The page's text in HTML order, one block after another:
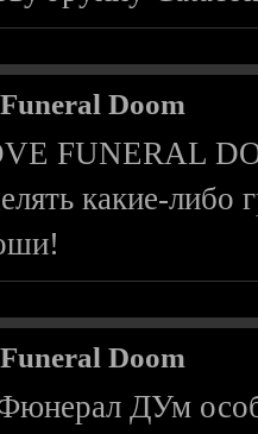
Doom
FUNERAL
какие-либо
Doom
ДУм